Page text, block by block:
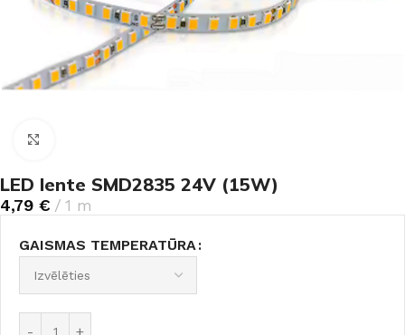
LED lente SMD2835 24V (15W)
4,79 € 1 m
GAISMAS TEMPERATŪRA